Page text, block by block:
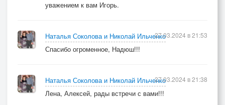
уважением к вам Игорь.
Наталья Соколова и Николай Ильченко
Спасибо огроменное, Надюш!!!
27.03.2024 в 21:53
Наталья Соколова и Николай Ильченко
Лена, Алексей, рады встречи с вами!!!
27.03.2024 в 21:38